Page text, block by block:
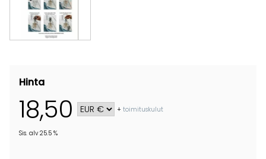
Hinta
18,50 +toimituskulut
Sis. alv 25.5 %